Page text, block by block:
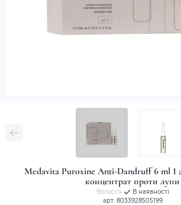
Medavita Puroxine Anti-Dandruff 6 ml 1
концентрат проти лупи
Волосся
В наявності
арт. 8033928505199